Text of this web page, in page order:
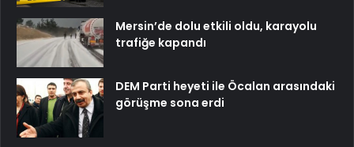
Mersin’de dolu etkili oldu, karayolu
trafiğe kapandı
DEM Parti heyeti ile Öcalan arasındaki
görüşme sona erdi